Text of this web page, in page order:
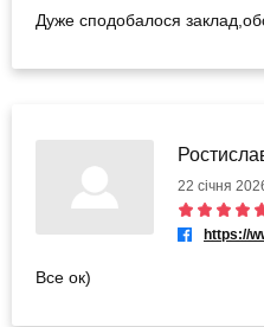
Дуже сподобалося
22 січня
Все ок)